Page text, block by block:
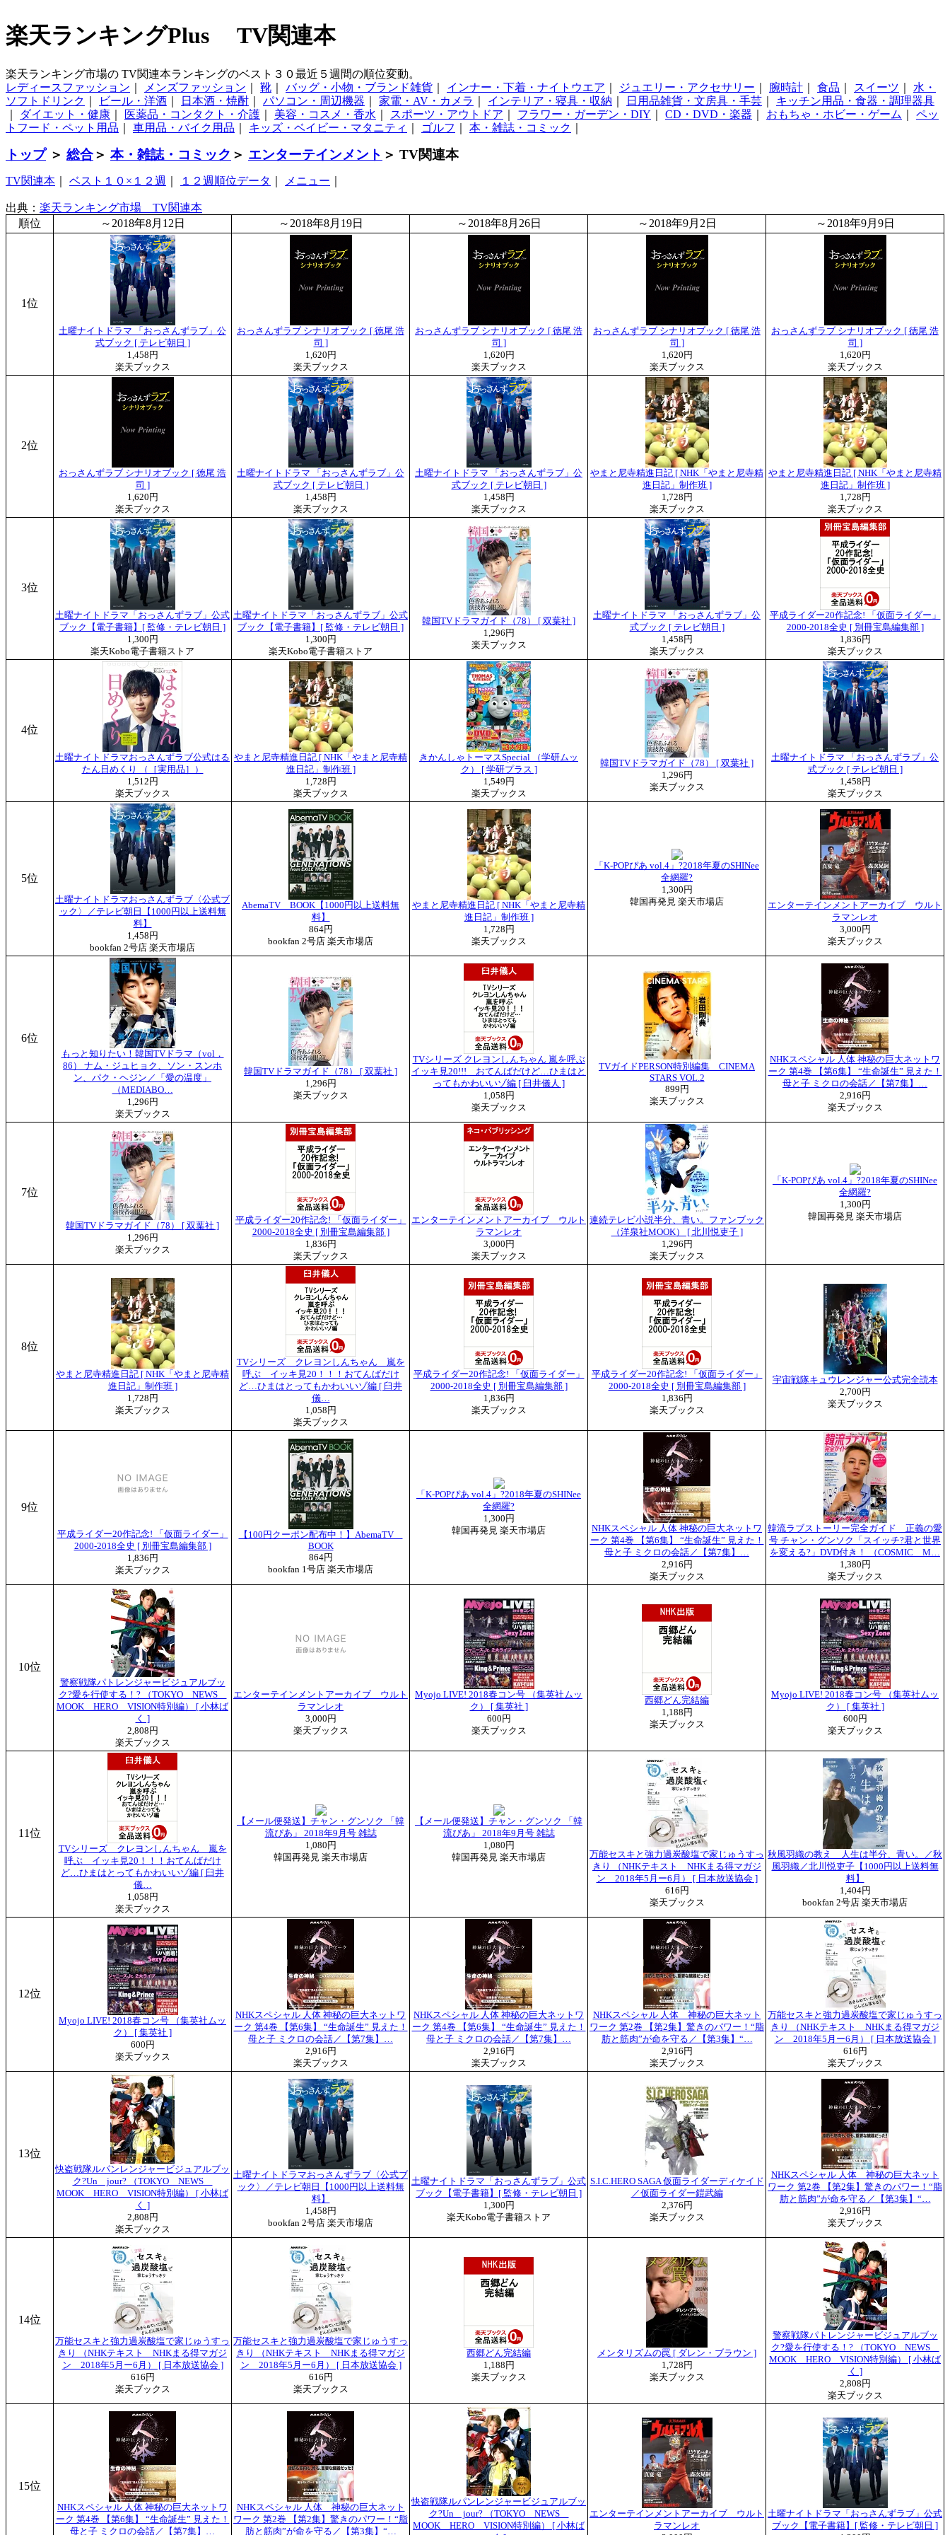
楽天ランキングPlus TV関連本
楽天ランキング市場の TV関連本ランキングのベスト３０最近５週間の順位変動。
レディースファッション
メンズファッション 靴 バッグ・小物・ブランド雑貨 インナー・下着・ナイトウエア ジュエリー・アクセサリー 腕時計 食品 スイーツ
水・
ソフトドリンク
ビール・洋酒 日本酒・焼酎 パソコン・周辺機器 家電・AV・カメラ インテリア・寝具・収納 日用品雑貨・文房具・手芸
キッチン用品・食器・調理器具
ダイエット・健康 医薬品・コンタクト・介護 美容・コスメ・香水 スポーツ・アウトドア フラワー・ガーデン・DIY CD・DVD・楽器 おもちゃ・ホビー・ゲーム
ペッ
トフード・ペット用品
車用品・バイク用品 キッズ・ベイビー・マタニティ ゴルフ 本・雑誌・コミック
トップ＞ 総合＞ 本・雑誌・コミック ＞ エンターテインメント ＞ TV関連本
TV関連本 ベスト１０×１２週 １２週順位データ メニュー
出典： 楽天ランキング市場 TV関連本
順位
～2018年8月12日 ～2018年8月19日 ～2018年8月26日 ～2018年9月2日 ～2018年9月9日
1位
土曜ナイトドラマ 「おっさんずラブ」公
式ブック [ テレビ朝日 ]
1,458円
楽天ブックス
おっさんずラブ シナリオブック [ 徳尾 浩
司 ]
1,620円
楽天ブックス
おっさんずラブ シナリオブック [ 徳尾 浩
司 ]
1,620円
楽天ブックス
おっさんずラブ シナリオブック [ 徳尾 浩
司 ]
1,620円
楽天ブックス
おっさんずラブ シナリオブック [ 徳尾 浩
司 ]
1,620円
楽天ブックス
2位
おっさんずラブ シナリオブック [ 徳尾 浩
司 ]
1,620円
楽天ブックス
土曜ナイトドラマ 「おっさんずラブ」公
式ブック [ テレビ朝日 ]
1,458円
楽天ブックス
土曜ナイトドラマ 「おっさんずラブ」公
式ブック [ テレビ朝日 ]
1,458円
楽天ブックス
やまと尼寺精進日記 [ NHK「やまと尼寺精
進日記」制作班 ]
1,728円
楽天ブックス
やまと尼寺精進日記 [ NHK「やまと尼寺精
進日記」制作班 ]
1,728円
楽天ブックス
3位
土曜ナイトドラマ「おっさんずラブ」公式
ブック【電子書籍】[ 監修・テレビ朝日 ]
1,300円
楽天Kobo電子書籍ストア
土曜ナイトドラマ「おっさんずラブ」公式
ブック【電子書籍】[ 監修・テレビ朝日 ]
1,300円
楽天Kobo電子書籍ストア
韓国TVドラマガイド（78） [ 双葉社 ]
1,296円
楽天ブックス
土曜ナイトドラマ 「おっさんずラブ」公
式ブック [ テレビ朝日 ]
1,458円
楽天ブックス
平成ライダー20作記念! 「仮面ライダー」
2000-2018全史 [ 別冊宝島編集部 ]
1,836円
楽天ブックス
4位
土曜ナイトドラマおっさんずラブ公式はる
たん日めくり （［実用品］）
1,512円
楽天ブックス
やまと尼寺精進日記 [ NHK「やまと尼寺精
進日記」制作班 ]
1,728円
楽天ブックス
きかんしゃトーマスSpecial （学研ムッ
ク） [ 学研プラス ]
1,549円
楽天ブックス
韓国TVドラマガイド（78） [ 双葉社 ]
1,296円
楽天ブックス
土曜ナイトドラマ 「おっさんずラブ」公
式ブック [ テレビ朝日 ]
1,458円
楽天ブックス
5位
土曜ナイトドラマおっさんずラブ〈公式ブ
ック〉／テレビ朝日【1000円以上送料無
料】
1,458円
bookfan 2号店 楽天市場店
AbemaTV BOOK【1000円以上送料無
料】
864円
bookfan 2号店 楽天市場店
やまと尼寺精進日記 [ NHK「やまと尼寺精
進日記」制作班 ]
1,728円
楽天ブックス
「K-POPぴあ vol.4」?2018年夏のSHINee
全網羅?
1,300円
韓国再発見 楽天市場店
エンターテインメントアーカイブ ウルト
ラマンレオ
3,000円
楽天ブックス
6位
もっと知りたい！韓国TVドラマ（vol．
86） ナム・ジュヒョク、ソン・スンホ
ン、パク・ヘジン／「愛の温度」
（MEDIABO…
1,296円
楽天ブックス
韓国TVドラマガイド（78） [ 双葉社 ]
1,296円
楽天ブックス
TVシリーズ クレヨンしんちゃん 嵐を呼ぶ
イッキ見20!!! おてんばだけど…ひまはと
ってもかわいいゾ編 [ 臼井儀人 ]
1,058円
楽天ブックス
TVガイドPERSON特別編集 CINEMA
STARS VOL.2
899円
楽天ブックス
NHKスペシャル 人体 神秘の巨大ネットワ
ーク 第4巻 【第6集】 “生命誕生” 見えた！
母と子 ミクロの会話／【第7集】…
2,916円
楽天ブックス
7位
韓国TVドラマガイド（78） [ 双葉社 ]
1,296円
楽天ブックス
平成ライダー20作記念! 「仮面ライダー」
2000-2018全史 [ 別冊宝島編集部 ]
1,836円
楽天ブックス
エンターテインメントアーカイブ ウルト
ラマンレオ
3,000円
楽天ブックス
連続テレビ小説半分、青い。ファンブック
（洋泉社MOOK） [ 北川悦吏子 ]
1,296円
楽天ブックス
「K-POPぴあ vol.4」?2018年夏のSHINee
全網羅?
1,300円
韓国再発見 楽天市場店
8位
やまと尼寺精進日記 [ NHK「やまと尼寺精
進日記」制作班 ]
1,728円
楽天ブックス
TVシリーズ クレヨンしんちゃん 嵐を
呼ぶ イッキ見20！！！おてんばだけ
ど…ひまはとってもかわいいゾ編 [ 臼井
儀…
1,058円
楽天ブックス
平成ライダー20作記念! 「仮面ライダー」
2000-2018全史 [ 別冊宝島編集部 ]
1,836円
楽天ブックス
平成ライダー20作記念! 「仮面ライダー」
2000-2018全史 [ 別冊宝島編集部 ]
1,836円
楽天ブックス
宇宙戦隊キュウレンジャー公式完全読本
2,700円
楽天ブックス
9位
平成ライダー20作記念! 「仮面ライダー」
2000-2018全史 [ 別冊宝島編集部 ]
1,836円
楽天ブックス
【100円クーポン配布中！】AbemaTV
BOOK
864円
bookfan 1号店 楽天市場店
「K-POPぴあ vol.4」?2018年夏のSHINee
全網羅?
1,300円
韓国再発見 楽天市場店
NHKスペシャル 人体 神秘の巨大ネットワ
ーク 第4巻 【第6集】 “生命誕生” 見えた！
母と子 ミクロの会話／【第7集】…
2,916円
楽天ブックス
韓流ラブストーリー完全ガイド 正義の愛
号 チャン・グンソク「スイッチ?君と世界
を変える?」DVD付き！ （COSMIC M…
1,380円
楽天ブックス
10位
警察戦隊パトレンジャービジュアルブッ
ク?愛を行使する！? （TOKYO NEWS
MOOK HERO VISION特別編） [ 小林ば
く ]
2,808円
楽天ブックス
エンターテインメントアーカイブ ウルト
ラマンレオ
3,000円
楽天ブックス
Myojo LIVE! 2018春コン号 （集英社ムッ
ク） [ 集英社 ]
600円
楽天ブックス
西郷どん完結編
1,188円
楽天ブックス
Myojo LIVE! 2018春コン号 （集英社ムッ
ク） [ 集英社 ]
600円
楽天ブックス
11位
TVシリーズ クレヨンしんちゃん 嵐を
呼ぶ イッキ見20！！！おてんばだけ
ど…ひまはとってもかわいいゾ編 [ 臼井
儀…
1,058円
楽天ブックス
【メール便発送】チャン・グンソク 「韓
流ぴあ」 2018年9月号 雑誌
1,080円
韓国再発見 楽天市場店
【メール便発送】チャン・グンソク 「韓
流ぴあ」 2018年9月号 雑誌
1,080円
韓国再発見 楽天市場店
万能セスキと強力過炭酸塩で家じゅうすっ
きり （NHKテキスト NHKまる得マガジ
ン 2018年5月ー6月） [ 日本放送協会 ]
616円
楽天ブックス
秋風羽織の教え 人生は半分、青い。／秋
風羽織／北川悦吏子【1000円以上送料無
料】
1,404円
bookfan 2号店 楽天市場店
12位
Myojo LIVE! 2018春コン号 （集英社ムッ
ク） [ 集英社 ]
600円
楽天ブックス
NHKスペシャル 人体 神秘の巨大ネットワ
ーク 第4巻 【第6集】 “生命誕生” 見えた！
母と子 ミクロの会話／【第7集】…
2,916円
楽天ブックス
NHKスペシャル 人体 神秘の巨大ネットワ
ーク 第4巻 【第6集】 “生命誕生” 見えた！
母と子 ミクロの会話／【第7集】…
2,916円
楽天ブックス
NHKスペシャル 人体 神秘の巨大ネット
ワーク 第2巻 【第2集】驚きのパワー！“脂
肪と筋肉”が命を守る／【第3集】“…
2,916円
楽天ブックス
万能セスキと強力過炭酸塩で家じゅうすっ
きり （NHKテキスト NHKまる得マガジ
ン 2018年5月ー6月） [ 日本放送協会 ]
616円
楽天ブックス
13位
快盗戦隊ルパンレンジャービジュアルブッ
ク?Un jour? （TOKYO NEWS
MOOK HERO VISION特別編） [ 小林ば
く ]
2,808円
楽天ブックス
土曜ナイトドラマおっさんずラブ〈公式ブ
ック〉／テレビ朝日【1000円以上送料無
料】
1,458円
bookfan 2号店 楽天市場店
土曜ナイトドラマ「おっさんずラブ」公式
ブック【電子書籍】[ 監修・テレビ朝日 ]
1,300円
楽天Kobo電子書籍ストア
S.I.C.HERO SAGA 仮面ライダーディケイド
／仮面ライダー鎧武編
2,376円
楽天ブックス
NHKスペシャル 人体 神秘の巨大ネット
ワーク 第2巻 【第2集】驚きのパワー！“脂
肪と筋肉”が命を守る／【第3集】“…
2,916円
楽天ブックス
14位
万能セスキと強力過炭酸塩で家じゅうすっ
きり （NHKテキスト NHKまる得マガジ
ン 2018年5月ー6月） [ 日本放送協会 ]
616円
楽天ブックス
万能セスキと強力過炭酸塩で家じゅうすっ
きり （NHKテキスト NHKまる得マガジ
ン 2018年5月ー6月） [ 日本放送協会 ]
616円
楽天ブックス
西郷どん完結編
1,188円
楽天ブックス
メンタリズムの罠 [ ダレン・ブラウン ]
1,728円
楽天ブックス
警察戦隊パトレンジャービジュアルブッ
ク?愛を行使する！? （TOKYO NEWS
MOOK HERO VISION特別編） [ 小林ば
く ]
2,808円
楽天ブックス
15位
NHKスペシャル 人体 神秘の巨大ネットワ
ーク 第4巻 【第6集】 “生命誕生” 見えた！
母と子 ミクロの会話／【第7集】…
NHKスペシャル 人体 神秘の巨大ネット
ワーク 第2巻 【第2集】驚きのパワー！“脂
肪と筋肉”が命を守る／【第3集】“…
快盗戦隊ルパンレンジャービジュアルブッ
ク?Un jour? （TOKYO NEWS
MOOK HERO VISION特別編） [ 小林ば
エンターテインメントアーカイブ ウルト
ラマンレオ
土曜ナイトドラマ「おっさんずラブ」公式
ブック【電子書籍】[ 監修・テレビ朝日 ]